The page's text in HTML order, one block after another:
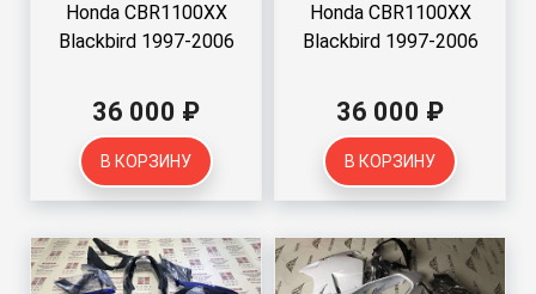
Honda CBR1100XX
Blackbird 1997-2006
36 000 ₽
В КОРЗИНУ
Honda CBR1100XX
Blackbird 1997-2006
36 000 ₽
В КОРЗИНУ